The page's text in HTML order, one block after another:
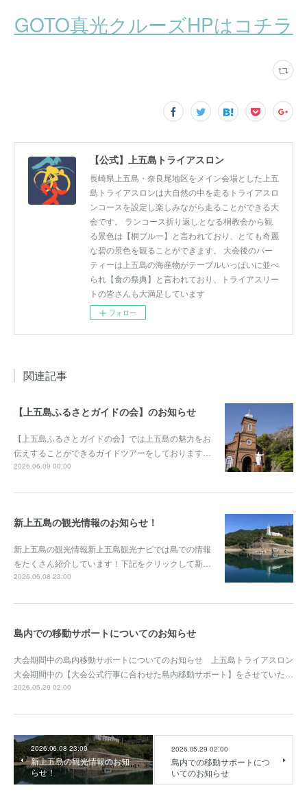
GOTO真光クルーズHPはコチラ
【公式】上五島トライアスロン
長崎県上五島・奈良尾地区をメイン会場とした上五
島トライアスロンは大自然の中を走るトライアスロ
ンコースを設定し楽しみながら走ることができる大
会です。 ランコース折り返しとなる桐教会から観
る景色は【桐ブルー】と言われており、とても奇麗
な碧の景色を観ることができます。 大会後のパー
ティーは上五島の海産物がテーブルいっぱいに並べ
られ【食の祭典】と言われており、トライアスリー
トの皆さんも大満足しています
フォロー
関連記事
【上五島ふるさとガイドの会】のお知らせ
【上五島ふるさとガイドの会】では上五島の魅力をお
伝えすることができるガイドツアーをしております…
2026.06.09 00:00
新上五島の観光情報のお知らせ！
新上五島の観光情報新上五島観光ナビでは島での情報
をたくさん紹介しています！下記をクリックして新…
2026.06.08 23:00
島内での移動サポートについてのお知らせ
大会期間中の島内移動サポートについてのお知らせ 上五島トライアスロン
大会期間中の【大会公式行事に合わせた島内移動サポート】をさせていた…
2026.05.29 02:00
2026.06.08 23:00
新上五島の観光情報のお知
らせ！
2026.05.29 02:00
島内での移動サポートにつ
いてのお知らせ